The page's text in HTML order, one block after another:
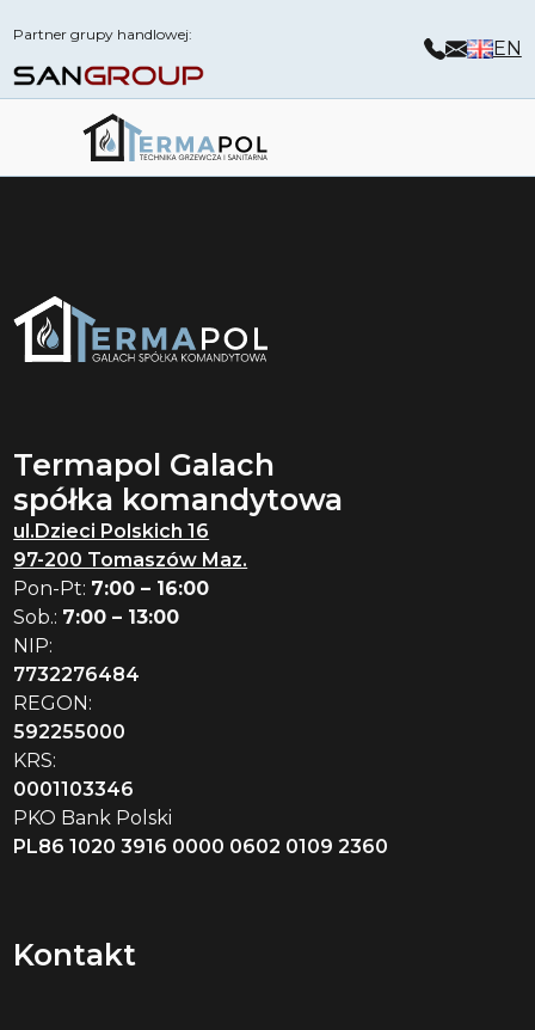
Partner grupy handlowej:
EN
Termapol Galach
spółka komandytowa
ul.Dzieci Polskich 16
97-200 Tomaszów Maz.
Pon-Pt: 7:00 – 16:00
Sob.: 7:00 – 13:00
NIP:
7732276484
REGON:
592255000
KRS:
0001103346
PKO Bank Polski
PL86 1020 3916 0000 0602 0109 2360
Kontakt